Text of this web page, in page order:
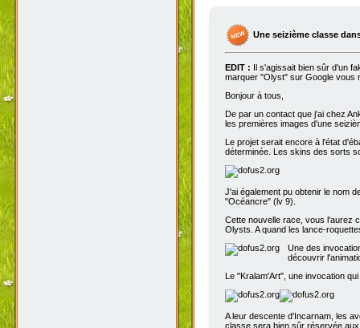
Une seizième classe
EDIT : Il s'agissait bien sûr d'un
marquer "Olyst" sur Google vous
Bonjour à tous,
De par un contact que j'ai chez
les premières images d'une
Le projet serait encore à l'état
déterminée. Les skins des sorts
J'ai également pu obtenir le nom
"Océancre" (lv 9).
Cette nouvelle race, vous l'aurez
Olysts. A quand les lance-
Une des
découvrir
Le "Kralam'Art", une invocation
A leur descente d'Incarnam, les
classe sera bien sûr réservée